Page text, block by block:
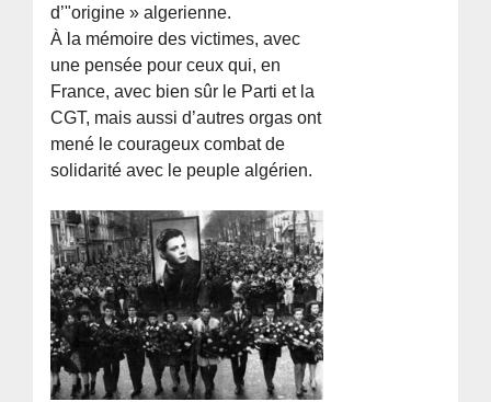
d’"origine » algerienne.
À la mémoire des victimes, avec
une pensée pour ceux qui, en
France, avec bien sûr le Parti et la
CGT, mais aussi d’autres orgas ont
mené le courageux combat de
solidarité avec le peuple algérien.